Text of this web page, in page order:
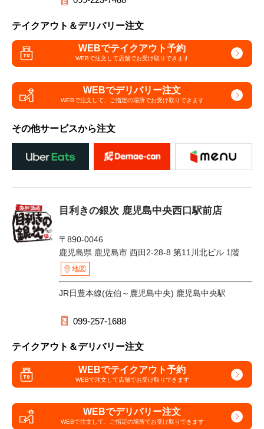
テイクアウト＆デリバリー注文
WEBでテイクアウト予約
WEBで注文して店舗でお受け取りできます
WEBでデリバリー注文
WEBで注文して、 ご指定の場所でお受け取りできます
その他サービスから注文
目利きの銀次 鹿児島中央西口駅前店
〒890-0046
鹿児島県 鹿児島市 西田2-28-8 第11川北ビル 1階
地図
JR日豊本線(佐伯～鹿児島中央) 鹿児島中央駅
099-257-1688
テイクアウト＆デリバリー注文
WEBでテイクアウト予約
WEBで注文して店舗でお受け取りできます
WEBでデリバリー注文
WEBで注文して、 ご指定の場所でお受け取りできます